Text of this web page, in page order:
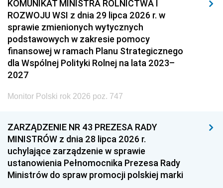
KOMUNIKAT MINISTRA ROLNICTWA I
ROZWOJU WSI z dnia 29 lipca 2026 r. w
sprawie zmienionych wytycznych
podstawowych w zakresie pomocy
finansowej w ramach Planu Strategicznego
dla Wspólnej Polityki Rolnej na lata 2023–
2027
Monitor Polski rok 2026 poz. 747
ZARZĄDZENIE NR 43 PREZESA RADY
MINISTRÓW z dnia 28 lipca 2026 r.
uchylające zarządzenie w sprawie
ustanowienia Pełnomocnika Prezesa Rady
Ministrów do spraw promocji polskiej marki